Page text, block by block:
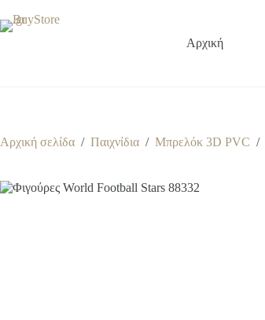
στο
περιεχόμενο
Αρχική
Αρχική σελίδα / Παιχνίδια / Μπρελόκ 3D PVC /